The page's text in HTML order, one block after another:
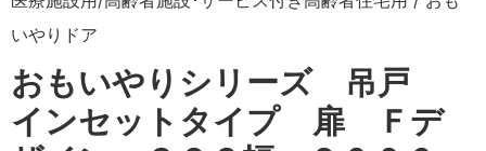
いやりドア
おもいやりシリーズ 吊戸
インセットタイプ 扉 Ｆデ